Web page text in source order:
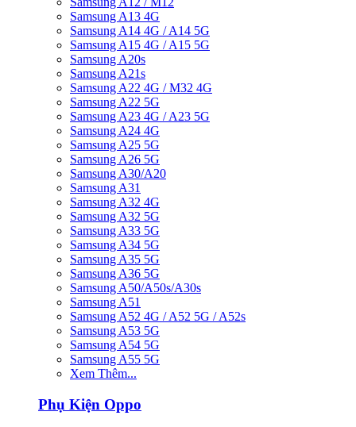
Samsung A13 4G
Samsung A14 4G / A14 5G
Samsung A15 4G / A15 5G
Samsung A20s
Samsung A21s
Samsung A22 4G / M32 4G
Samsung A22 5G
Samsung A23 4G / A23 5G
Samsung A24 4G
Samsung A25 5G
Samsung A26 5G
Samsung A30/A20
Samsung A31
Samsung A32 4G
Samsung A32 5G
Samsung A33 5G
Samsung A34 5G
Samsung A35 5G
Samsung A36 5G
Samsung A50/A50s/A30s
Samsung A51
Samsung A52 4G / A52 5G / A52s
Samsung A53 5G
Samsung A54 5G
Samsung A55 5G
Xem Thêm...
Phụ Kiện Oppo